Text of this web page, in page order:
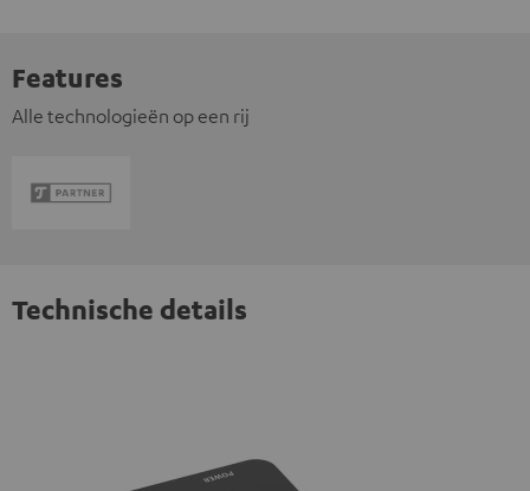
Features
Alle technologieën op een rij
Technische details